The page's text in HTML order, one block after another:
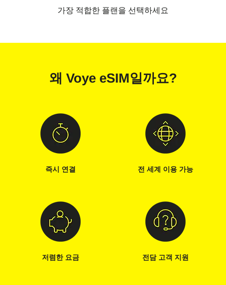
가장 적합한 플랜을 선택하세요
왜 Voye eSIM일까요?
즉시 연결 전 세계 이용 가능
저렴한 요금 전담 고객 지원